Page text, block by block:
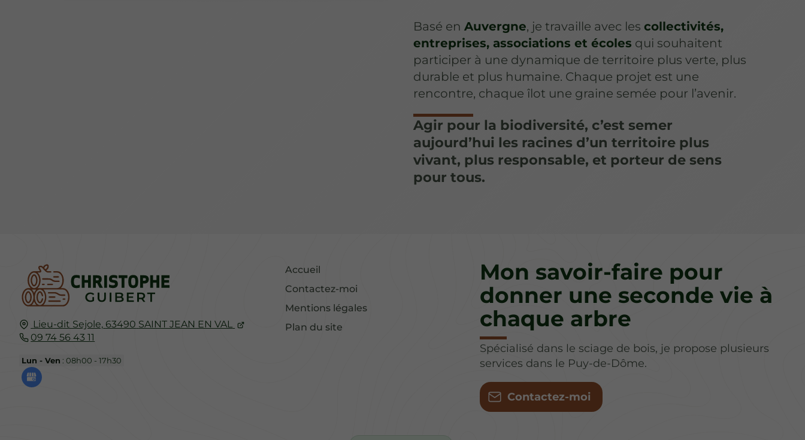
Basé en Auvergne, je travaille avec les collectivités,
entreprises, associations et écoles qui souhaitent
participer à une dynamique de territoire plus verte, plus
durable et plus humaine. Chaque projet est une
rencontre, chaque îlot une graine semée pour l’avenir.
Agir pour la biodiversité, c’est semer
aujourd’hui les racines d’un territoire plus
vivant, plus responsable, et porteur de sens
pour tous.
Lieu-dit Sejole, 63490 SAINT JEAN EN VAL
09 74 56 43 11
Lun - Ven : 08h00 - 17h30
Accueil
Contactez-moi
Mentions légales
Plan du site
Mon savoir-faire pour
donner une seconde vie à
chaque arbre
Spécialisé dans le sciage de bois, je propose plusieurs
services dans le Puy-de-Dôme.
Contactez-moi